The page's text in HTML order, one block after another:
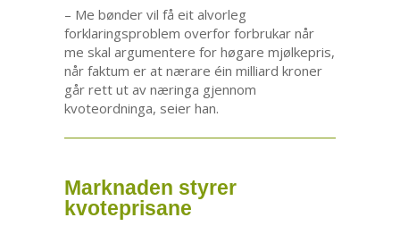
– Me bønder vil få eit alvorleg
forklaringsproblem overfor forbrukar når
me skal argumentere for høgare mjølkepris,
når faktum er at nærare éin milliard kroner
går rett ut av næringa gjennom
kvoteordninga, seier han.
Marknaden styrer
kvoteprisane